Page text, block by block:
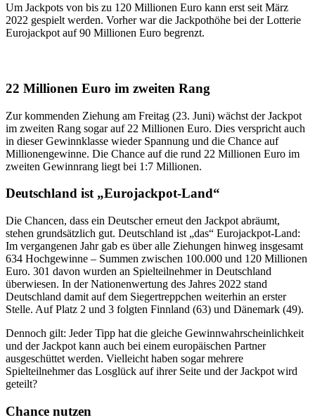
Um Jackpots von bis zu 120 Millionen Euro kann erst seit März
2022 gespielt werden. Vorher war die Jackpothöhe bei der Lotterie
Eurojackpot auf 90 Millionen Euro begrenzt.
22 Millionen Euro im zweiten Rang
Zur kommenden Ziehung am Freitag (23. Juni) wächst der Jackpot
im zweiten Rang sogar auf 22 Millionen Euro. Dies verspricht auch
in dieser Gewinnklasse wieder Spannung und die Chance auf
Millionengewinne. Die Chance auf die rund 22 Millionen Euro im
zweiten Gewinnrang liegt bei 1:7 Millionen.
Deutschland ist „Eurojackpot-Land“
Die Chancen, dass ein Deutscher erneut den Jackpot abräumt,
stehen grundsätzlich gut. Deutschland ist „das“ Eurojackpot-Land:
Im vergangenen Jahr gab es über alle Ziehungen hinweg insgesamt
634 Hochgewinne – Summen zwischen 100.000 und 120 Millionen
Euro. 301 davon wurden an Spielteilnehmer in Deutschland
überwiesen. In der Nationenwertung des Jahres 2022 stand
Deutschland damit auf dem Siegertreppchen weiterhin an erster
Stelle. Auf Platz 2 und 3 folgten Finnland (63) und Dänemark (49).
Dennoch gilt: Jeder Tipp hat die gleiche Gewinnwahrscheinlichkeit
und der Jackpot kann auch bei einem europäischen Partner
ausgeschüttet werden. Vielleicht haben sogar mehrere
Spielteilnehmer das Losglück auf ihrer Seite und der Jackpot wird
geteilt?
Chance nutzen